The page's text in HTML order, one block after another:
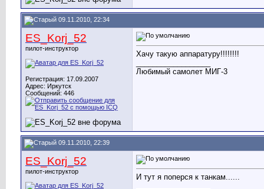
09.11.2010, 22:34
ES_Korj_52
пилот-инструктор
Регистрация: 17.09.2007
Адрес: Иркутск
Сообщений: 446
Хачу такую аппаратуру!!!!!!!!
Любимый самолет МИГ-3
09.11.2010, 22:39
ES_Korj_52
пилот-инструктор
И тут я поперся к танкам......